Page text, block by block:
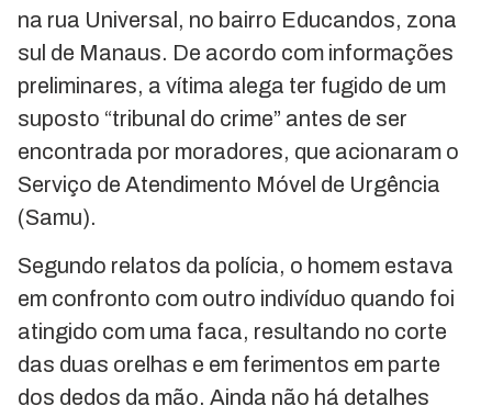
na rua Universal, no bairro Educandos, zona
sul de Manaus. De acordo com informações
preliminares, a vítima alega ter fugido de um
suposto “tribunal do crime” antes de ser
encontrada por moradores, que acionaram o
Serviço de Atendimento Móvel de Urgência
(Samu).
Segundo relatos da polícia, o homem estava
em confronto com outro indivíduo quando foi
atingido com uma faca, resultando no corte
das duas orelhas e em ferimentos em parte
dos dedos da mão. Ainda não há detalhes